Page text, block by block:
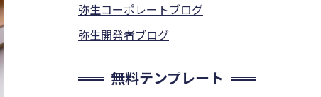
弥生コーポレートブログ
弥生開発者ブログ
無料テンプレート